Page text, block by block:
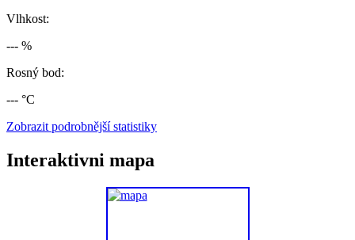
Vlhkost:
--- %
Rosný bod:
--- °C
Zobrazit podrobnější statistiky
Interaktivni mapa